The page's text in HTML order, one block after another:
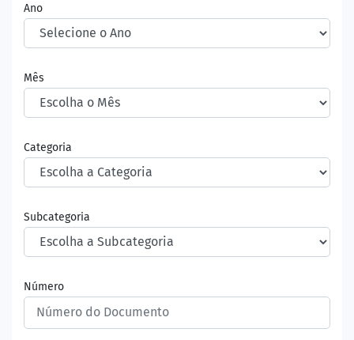
Ano
Mês
Categoria
Subcategoria
Número